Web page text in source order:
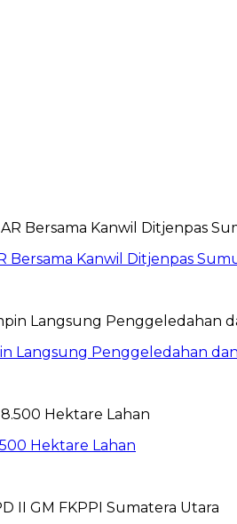
Bersama Kanwil Ditjenpas
Langsung Penggeledahan
Hektare Lahan